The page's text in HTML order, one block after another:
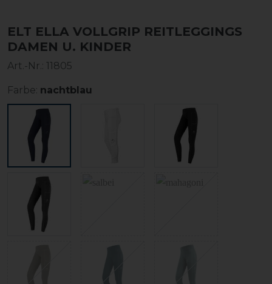
ELT ELLA VOLLGRIP REITLEGGINGS
DAMEN U. KINDER
Art.-Nr.: 11805
Farbe: nachtblau